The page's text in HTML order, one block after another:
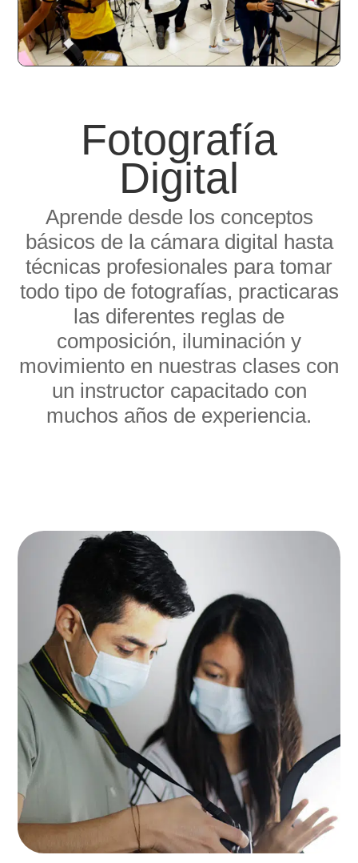
Fotografía
Digital
Aprende desde los conceptos
básicos de la cámara digital hasta
técnicas profesionales para tomar
todo tipo de fotografías, practicaras
las diferentes reglas de
composición, iluminación y
movimiento en nuestras clases con
un instructor capacitado con
muchos años de experiencia.